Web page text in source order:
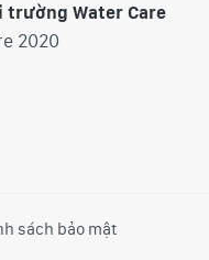
trường Water Care
2020
sách bảo mật